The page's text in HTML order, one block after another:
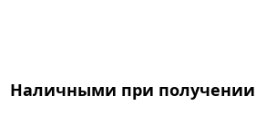
Наличными при получении